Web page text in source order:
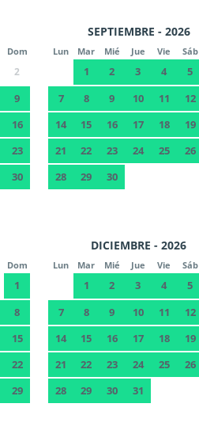
Dom
2
9
16
23
30
SEPTIEMBRE - 2026
Lun Mar Mié Jue Vie Sáb
1 2 3 4 5
7
8 9 10 11 12
14
15 16 17 18 19
21
22 23 24 25 26
28
29 30
Dom
1
8
15
22
29
DICIEMBRE - 2026
Lun Mar Mié Jue Vie Sáb
1 2 3 4 5
7
8 9 10 11 12
14
15 16 17 18 19
21
22 23 24 25 26
28
29 30 31